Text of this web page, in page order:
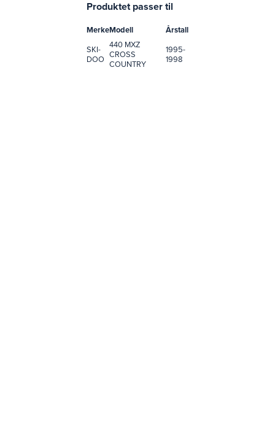
Produktet passer til
MerkeModell
Årstall
SKI-
DOO
440 MXZ
CROSS
COUNTRY
1995-
1998